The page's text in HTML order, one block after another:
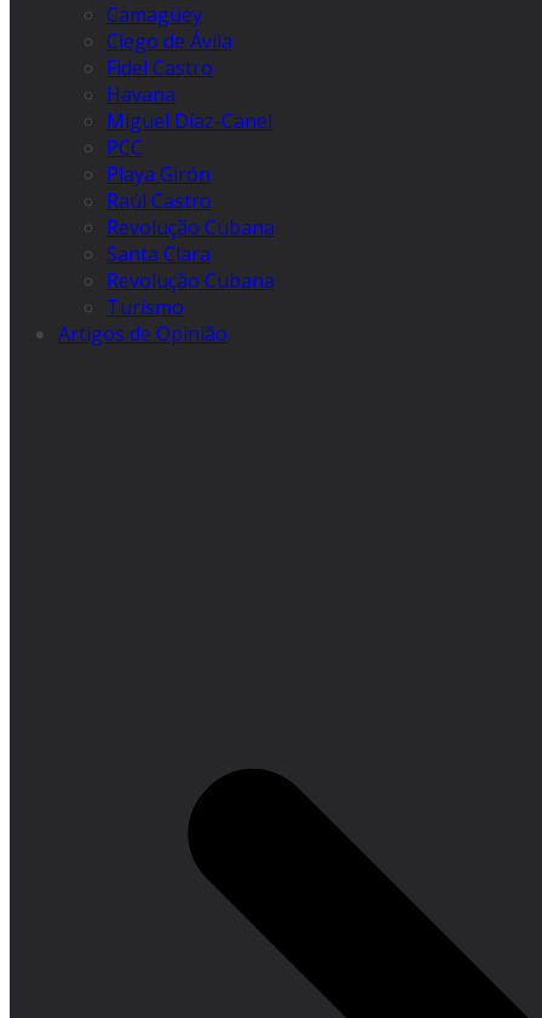
Camagüey
Ciego de Ávila
Fidel Castro
Havana
Miguel Díaz-Canel
PCC
Playa Girón
Raúl Castro
Revolução Cubana
Santa Clara
Revolução Cubana
Turismo
Artigos de Opinião